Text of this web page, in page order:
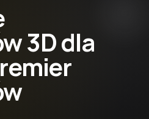
3D dla